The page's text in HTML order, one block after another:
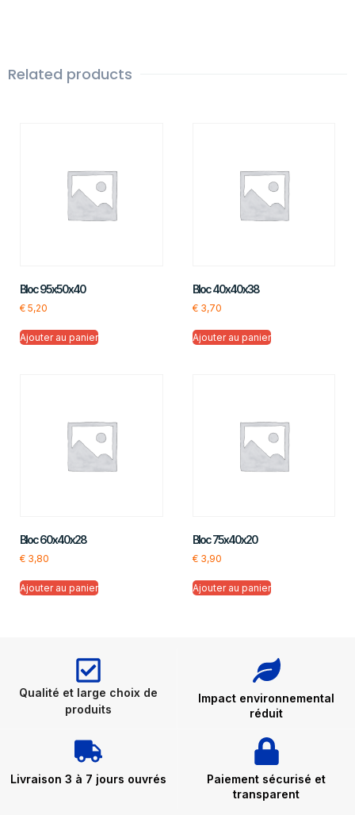
Related products
Bloc 95x50x40
€ 5,20
Ajouter au panier
Bloc 40x40x38
€3,70
Ajouter au panier
Bloc 60x40x28
€ 3,80
Ajouter au panier
Bloc 75x40x20
€3,90
Ajouter au panier
Qualité et large choix de
produits
Impact environnemental
réduit
Livraison 3 à 7 jours ouvrés
Paiement sécurisé et
transparent